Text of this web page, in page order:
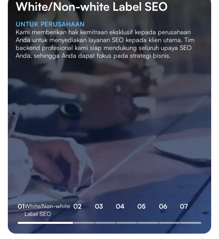
White/Non-white Label SEO
UNTUK PERUSAHAAN
Kami memberikan hak kemitraan eksklusif kepada perusahaan
Anda untuk menyediakan layanan SEO kepada klien utama. Tim
backend profesional kami siap mendukung seluruh upaya SEO
Anda, sehingga Anda dapat fokus pada strategi bisnis.
01White/Non-white
Label SEO
02 03 04 05 06 07